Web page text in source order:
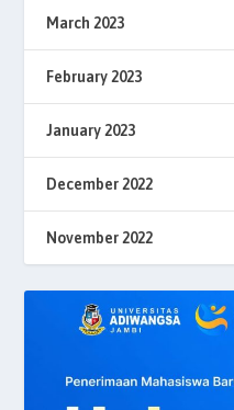
March 2023
February 2023
January 2023
December 2022
November 2022